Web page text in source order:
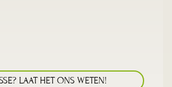
LAAT HET ONS WETEN!